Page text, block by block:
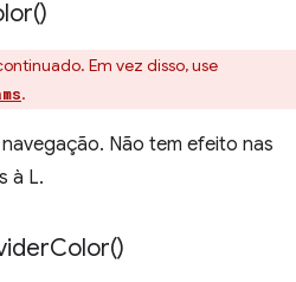
)
Em vez disso, use
.
Não tem efeito nas
à L.
Color()